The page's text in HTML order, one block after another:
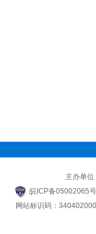
主办单
皖ICP备05002065
网站标识码：